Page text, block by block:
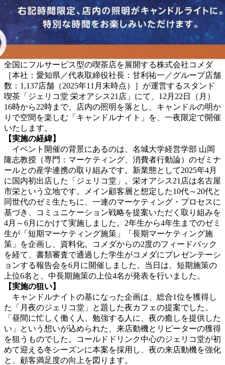
全国にフルサービス型の喫茶店を展開する株式会社コメダ
［本社：愛知県／代表取締役社長：甘利祐一／グループ店舗
数：1,137店舗（2025年11月末時点）］が運営するスタンド
喫茶「ジェリコ堂 栄オアシス21店」にて、12月22日（月）
16時から22時まで、店内の照明を落とし、キャンドルの明か
りで空間を楽しむ「キャンドルナイト」を、一夜限定で開催
いたします。
【実施の経緯】
イベント開催の背景にあるのは、名城大学経営学部 山岡
隆志教授（専門：マーケティング、消費者行動論）のゼミナ
ールとの産学連携の取り組みです。新業態として2025年4月
に国内初出店した「ジェリコ堂」。栄オアシス21店は名古屋
市栄という立地です。メイン顧客層と想定した10代～20代と
同世代のゼミ生たちに、一連のマーケティング・プロセスに
基づき、コミュニケーション戦略を提案いただく取り組みを
4月～6月にかけて実施しました。2年生から4年生までのゼミ
生が「短期マーケティング施策」「長期マーケティング施
策」を企画し、資料化。コメダからの2度のフィードバック
を経て、書類審査で通過した学生がコメダにプレゼンテーシ
ョンする報告会を6月に開催しました。当日は、短期施策の
上位6名と、中長期施策の上位4名が発表を行いました。
【実施の狙い】
キャンドルナイトの基になった企画は、総合1位を獲得し
た「月夜のジェリコ堂」と題した夜カフェの提案でした。
「昼間に忙しく働く人、勉強する人に、夜の癒しを提供した
い」という想いが込められた、来店動機とリピーターの獲得
を狙うものでした。コールドドリンク中心のジェリコ堂が初
めて迎える冬シーズンに本案を採用し、夜の来店動機を強化
と、顧客満足度の向上を図ります。